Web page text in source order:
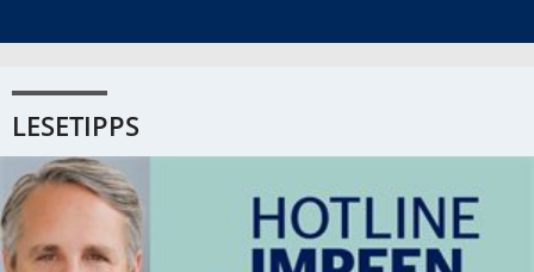
LESETIPPS